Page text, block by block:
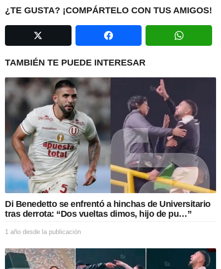
i
n
t
i
n
¿TE GUSTA? ¡COMPÁRTELO CON TUS AMIGOS!
TAMBIÉN TE PUEDE INTERESAR
Di Benedetto se enfrentó a hinchas de Universitario
tras derrota: “Dos vueltas dimos, hijo de pu…”
1 año desde la publicación
ñ
o